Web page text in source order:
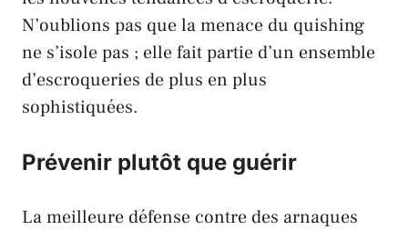
N’oublions pas que la menace du quishing
ne s’isole pas ; elle fait partie d’un ensemble
d’escroqueries de plus en plus
sophistiquées.
Prévenir plutôt que guérir
La meilleure défense contre des arnaques